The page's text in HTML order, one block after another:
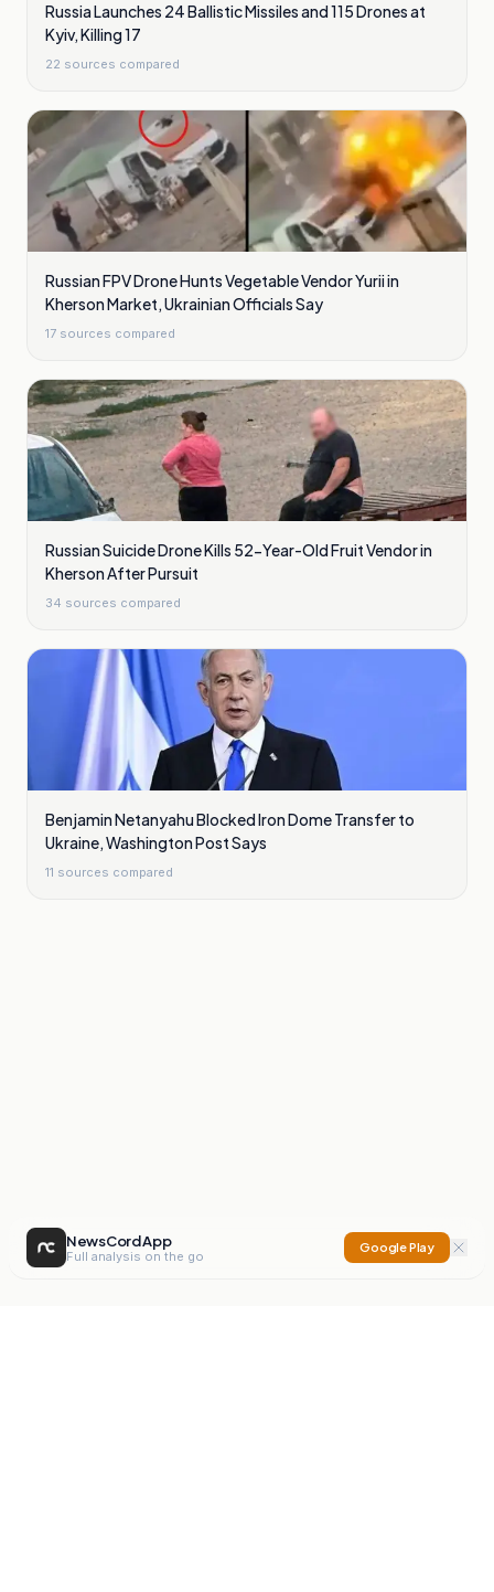
Russia Launches 24 Ballistic Missiles and 115 Drones at
Kyiv, Killing 17
22 sources compared
Russian FPV Drone Hunts Vegetable Vendor Yurii in
Kherson Market, Ukrainian Officials Say
17 sources compared
Russian Suicide Drone Kills 52-Year-Old Fruit Vendor in
Kherson After Pursuit
34 sources compared
Benjamin Netanyahu Blocked Iron Dome Transfer to
Ukraine, Washington Post Says
11 sources compared
NewsCord App
Full analysis on the go
Google Play